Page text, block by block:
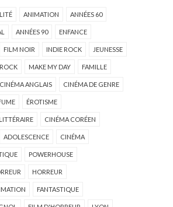
ANIMATION ANNÉES 60
ANNÉES 90 ENFANCE
FILM NOIR INDIE ROCK JEUNESSE
ROCK MAKE MY DAY FAMILLE
CINÉMA ANGLAIS CINÉMA DE GENRE
ÉROTISME
CINÉMA CORÉEN
ADOLESCENCE CINÉMA
POWERHOUSE
HORREUR
FANTASTIQUE